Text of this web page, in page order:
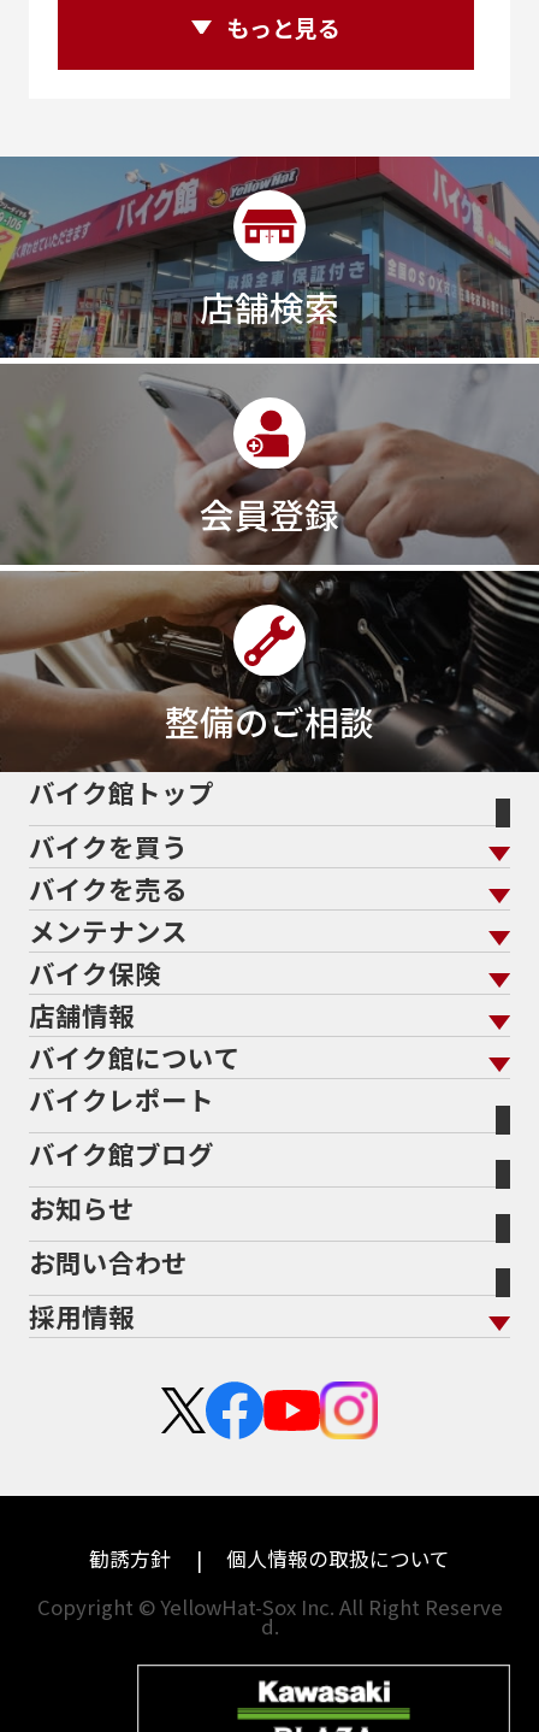
250ｃｃアドベンチャー250ｃｃツアラー
2年保証付き2月29日まで2本2気筒
2気筒エンジン2級ボイラー技士2輪
300㎞/ｈ30th
30th Anniversary
30th記念モデル30万以下30周年
30周年記念モデル313cc320台限定
320ｃｃ350cc35ps390390ADVENTURE
390DUKE390アドベンチャー
3気筒エンジン
3気筒クロスプレーン3点パニア
3輪スポーツバイク400400X ABS400cc
400ccアメリカン400アメリカン
400ｃｃスポーツ400ｃｃモタード
43馬力464848ps4D94V 4ストローク
4ミニ4月4気筒5/31 5000円 500cc
50cc
50cc新車50cc限定50th Anniversary
50thAnniversary50th記念モデル50周年
50周年記念モデル5600シリーズ
5インチカラーTFT液晶5バルブ5月600cc
60Thモデル 60th
61馬力636cc
689cc690SMCR
701エンデューロ72PS750750cc75th
765773cc800cc80s80万以下
80万以下大型80万円以下82185馬力883
883R890DUKE899 Panigale8月8月11日
8耐8耐見に行きたい
946ml950S950cc
ADDRESSADDRESS 110ADVADV150
ADV160AEROX
AEROX155 ABS
ANNIVERSARYAPEAPE 100 DXAPEX
ARMORED CORE2
Address125
BALIUSⅡBANDIT
BANDIT 1250FBANDIT 1250S
BANDIT1250FBANDIT1250SBBQ
BEETフルエキ
BEETマフラー
BLACKLIMITEDBMW
BMW S1000RR Mパッケージ
BMWS1000R
BMW S1000RR
もっと見る
店舗検索
会員登録
整備のご相談
バイク館トップ
バイクを買う
バイクを買う トップ
バイクを探す
メーカーから探す
色から探す
スタイルから探す
排気量から探す
地域から探す
走行距離から探す
中古車から探す
バイクを売る
バイクを売る トップ
バイク館買取の強み
バイクを高く売るコツ
バイク買取の流れ
全国展開の強み
よくあるご質問
バイク買取強化車両
メーカー別買取相場・
ヤマハ
ホンダ
スズキ
ハーレーダビッドソン
ドゥカティ
トライアンフ
アプリリア
KTM
モトグッツイ
MVアグスタ
他海外ﾒｰｶｰ
メンテナンス
メンテナンス トップ
バイク点検
バイク車検
Bikeep
プロテクションフィルム
バイク保険
バイク保険 トップ
自賠責保険
任意保険
バイク保険無料見積り（現在未加入の方）
バイク保険無料見積り（他社でご加入の方）
盗難保険
店舗情報
店舗情報 トップ
北海道
宮城
福島
茨城
栃木
兵庫
福岡
バイク館について
バイク館について トップ
バイク館が選ばれる理由
会社概要
沿革
二輪公正取引協議会加盟店
バイクレポート
バイク館ブログ
お知らせ
お問い合わせ
採用情報
中途採用・アルバイト
勧誘方針
個人情報の取扱について
Copyright © YellowHat-Sox Inc. All Right Reserve
d.